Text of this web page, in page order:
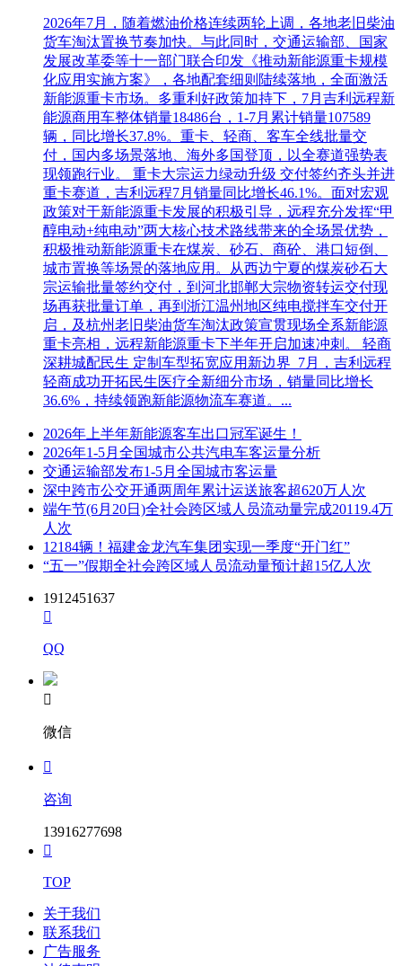
2026年7月，随着燃油价格连续两轮上调，各地老旧柴油
货车淘汰置换节奏加快。与此同时，交通运输部、国家
发展改革委等十一部门联合印发《推动新能源重卡规模
化应用实施方案》，各地配套细则陆续落地，全面激活
新能源重卡市场。多重利好政策加持下，7月吉利远程新
能源商用车整体销量18486台，1-7月累计销量107589
辆，同比增长37.8%。重卡、轻商、客车全线批量交
付，国内多场景落地、海外多国登顶，以全赛道强势表
现领跑行业。 重卡大宗运力绿动升级 交付签约齐头并进
重卡赛道，吉利远程7月销量同比增长46.1%。面对宏观
政策对于新能源重卡发展的积极引导，远程充分发挥“甲
醇电动+纯电动”两大核心技术路线带来的全场景优势，
积极推动新能源重卡在煤炭、砂石、商砼、港口短倒、
城市置换等场景的落地应用。从西边宁夏的煤炭砂石大
宗运输批量签约交付，到河北邯郸大宗物资转运交付现
场再获批量订单，再到浙江温州地区纯电搅拌车交付开
启，及杭州老旧柴油货车淘汰政策宣贯现场全系新能源
重卡亮相，远程新能源重卡下半年开启加速冲刺。 轻商
深耕城配民生 定制车型拓宽应用新边界 7月，吉利远程
轻商成功开拓民生医疗全新细分市场，销量同比增长
36.6%，持续领跑新能源物流车赛道。...
2026年上半年新能源客车出口冠军诞生！
2026年1-5月全国城市公共汽电车客运量分析
交通运输部发布1-5月全国城市客运量
深中跨市公交开通两周年累计运送旅客超620万人次
端午节(6月20日)全社会跨区域人员流动量完成20119.4万
人次
12184辆！福建金龙汽车集团实现一季度“开门红”
“五一”假期全社会跨区域人员流动量预计超15亿人次
1912451637

QQ

微信

咨询
13916277698

TOP
关于我们
联系我们
广告服务